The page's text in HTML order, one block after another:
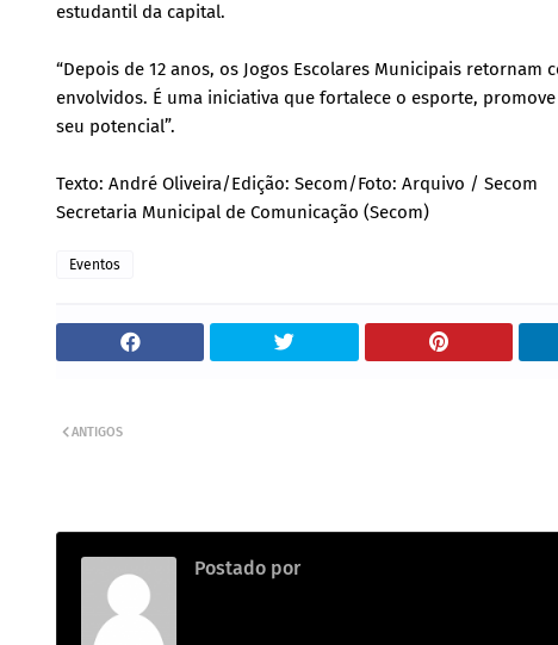
estudantil da capital.
“Depois de 12 anos, os Jogos Escolares Municipais
envolvidos. É uma iniciativa que fortalece o esporte,
seu potencial”.
Texto: André Oliveira/Edição: Secom/Foto: Arquivo / Secom
Secretaria Municipal de Comunicação (Secom)
Eventos
ANTIGOS
Postado por